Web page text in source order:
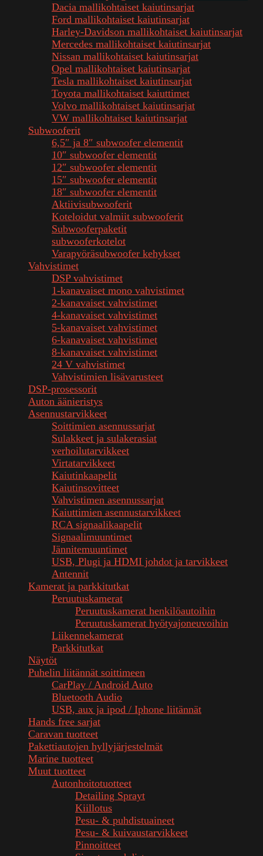
Dacia mallikohtaiset kaiutinsarjat
Ford mallikohtaiset kaiutinsarjat
Harley-Davidson mallikohtaiset kaiutinsarjat
Mercedes mallikohtaiset kaiutinsarjat
Nissan mallikohtaiset kaiutinsarjat
Opel mallikohtaiset kaiutinsarjat
Tesla mallikohtaiset kaiutinsarjat
Toyota mallikohtaiset kaiuttimet
Volvo mallikohtaiset kaiutinsarjat
VW mallikohtaiset kaiutinsarjat
Subwooferit
6,5″ ja 8″ subwoofer elementit
10″ subwoofer elementit
12″ subwoofer elementit
15″ subwoofer elementit
18″ subwoofer elementit
Aktiivisubwooferit
Koteloidut valmiit subwooferit
Subwooferpaketit
subwooferkotelot
Varapyöräsubwoofer kehykset
Vahvistimet
DSP vahvistimet
1-kanavaiset mono vahvistimet
2-kanavaiset vahvistimet
4-kanavaiset vahvistimet
5-kanavaiset vahvistimet
6-kanavaiset vahvistimet
8-kanavaiset vahvistimet
24 V vahvistimet
Vahvistimien lisävarusteet
DSP-prosessorit
Auton äänieristys
Asennustarvikkeet
Soittimien asennussarjat
Sulakkeet ja sulakerasiat
verhoilutarvikkeet
Virtatarvikkeet
Kaiutinkaapelit
Kaiutinsovitteet
Vahvistimen asennussarjat
Kaiuttimien asennustarvikkeet
RCA signaalikaapelit
Signaalimuuntimet
Jännitemuuntimet
USB, Plugi ja HDMI johdot ja tarvikkeet
Antennit
Kamerat ja parkkitutkat
Peruutuskamerat
Peruutuskamerat henkilöautoihin
Peruutuskamerat hyötyajoneuvoihin
Liikennekamerat
Parkkitutkat
Näytöt
Puhelin liitännät soittimeen
CarPlay / Android Auto
Bluetooth Audio
USB, aux ja ipod / Iphone liitännät
Hands free sarjat
Caravan tuotteet
Pakettiautojen hyllyjärjestelmät
Marine tuotteet
Muut tuotteet
Autonhoitotuotteet
Detailing Sprayt
Kiillotus
Pesu- & puhdistuaineet
Pesu- & kuivaustarvikkeet
Pinnoitteet